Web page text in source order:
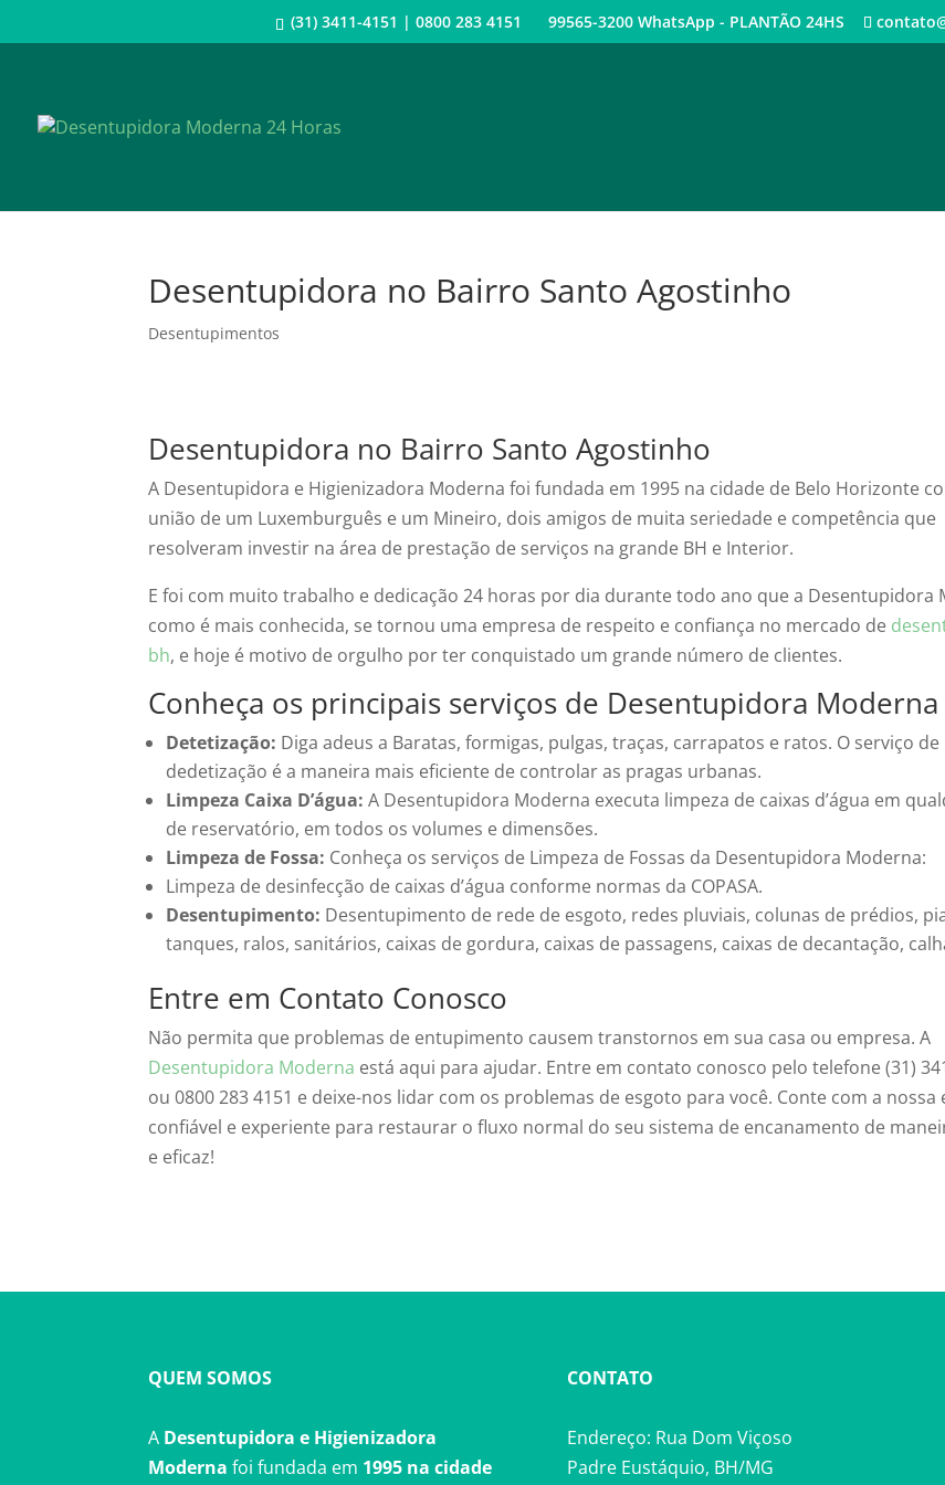
(31) 3411-4151 | 0800 283 4151 99565-3200 WhatsApp - PLANTÃO 24HS
Desentupidora no Bairro Santo Agostinho
Desentupimentos
Desentupidora no Bairro Santo Agostinho
A Desentupidora e Higienizadora Moderna foi fundada em 1995 na cidade de Belo Horizonte
união de um Luxemburguês e um Mineiro, dois amigos de muita seriedade e competência que
resolveram investir na área de prestação de serviços na grande BH e Interior.
E foi com muito trabalho e dedicação 24 horas por dia durante todo ano que a Desentupidora
como é mais conhecida, se tornou uma empresa de respeito e confiança no mercado de
bh, e hoje é motivo de orgulho por ter conquistado um grande número de clientes.
Conheça os principais serviços de Desentupidora Moderna
Detetização: Diga adeus a Baratas, formigas, pulgas, traças, carrapatos e ratos. O serviço de
dedetização é a maneira mais eficiente de controlar as pragas urbanas.
Limpeza Caixa D’água:A Desentupidora Moderna executa limpeza de caixas d’água em
de reservatório, em todos os volumes e dimensões.
Limpeza de Fossa: Conheça os serviços de Limpeza de Fossas da Desentupidora Moderna:
Limpeza de desinfecção de caixas d’água conforme normas da COPASA.
Desentupimento: Desentupimento de rede de esgoto, redes pluviais, colunas de prédios,
tanques, ralos, sanitários, caixas de gordura, caixas de passagens, caixas de decantação,
Entre em Contato Conosco
Não permita que problemas de entupimento causem transtornos em sua casa ou empresa. A
Desentupidora Moderna está aqui para ajudar. Entre em contato conosco pelo telefone (31)
ou 0800 283 4151 e deixe-nos lidar com os problemas de esgoto para você. Conte com a nossa
confiável e experiente para restaurar o fluxo normal do seu sistema de encanamento de
e eficaz!
QUEM SOMOS
A Desentupidora e Higienizadora
Moderna foi fundada em 1995 na cidade
CONTATO
Endereço: Rua Dom Viçoso
Padre Eustáquio, BH/MG